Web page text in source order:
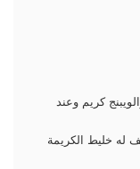
كريم وعند
له خليط الكريمة